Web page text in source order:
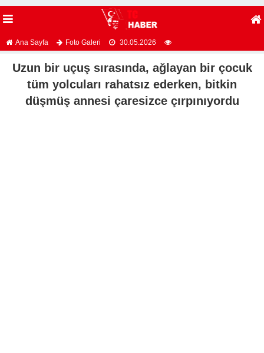
Ana Sayfa Foto Galeri 30.05.2026
Uzun bir uçuş sırasında, ağlayan bir çocuk
tüm yolcuları rahatsız ederken, bitkin
düşmüş annesi çaresizce çırpınıyordu